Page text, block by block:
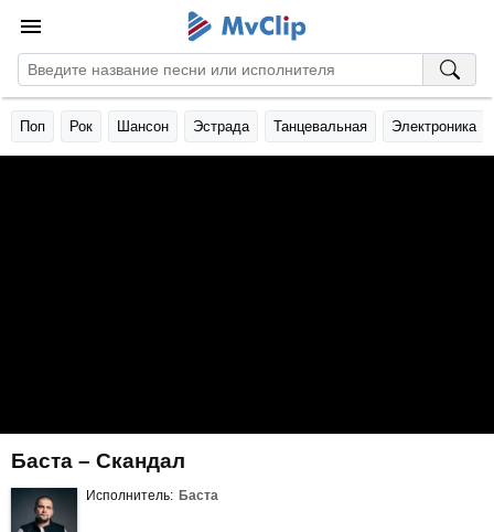
Поп Рок Шансон Эстрада Танцевальная Электроника
Баста – Скандал
Исполнитель: Баста